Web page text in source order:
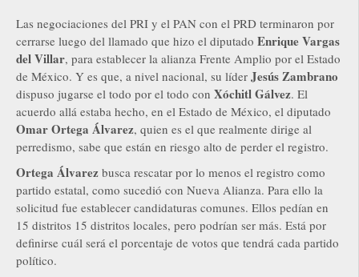
Las negociaciones del PRI y el PAN con el PRD terminaron por
cerrarse luego del llamado que hizo el diputado Enrique Vargas
del Villar, para establecer la alianza Frente Amplio por el Estado
de México. Y es que, a nivel nacional, su líder Jesús Zambrano
dispuso jugarse el todo por el todo con Xóchitl Gálvez. El
acuerdo allá estaba hecho, en el Estado de México, el diputado
Omar Ortega Álvarez, quien es el que realmente dirige al
perredismo, sabe que están en riesgo alto de perder el registro.
Ortega Álvarez busca rescatar por lo menos el registro como
partido estatal, como sucedió con Nueva Alianza. Para ello la
solicitud fue establecer candidaturas comunes. Ellos pedían en
15 distritos 15 distritos locales, pero podrían ser más. Está por
definirse cuál será el porcentaje de votos que tendrá cada partido
político.